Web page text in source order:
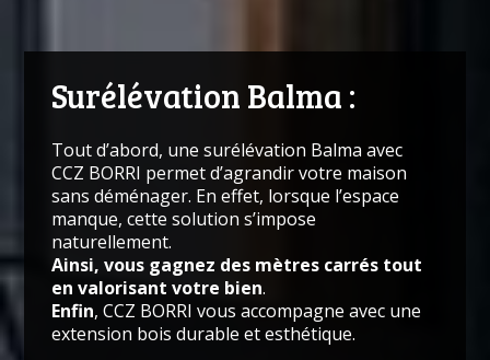
Surélévation Balma :
Tout d’abord, une surélévation Balma avec
CCZ BORRI permet d’agrandir votre maison
sans déménager. En effet, lorsque l’espace
manque,cette solution s’impose
naturellement.
Ainsi, vous gagnez des mètres carrés tout
en valorisant votre bien.
Enfin, CCZ BORRI vous accompagne avec une
extension bois durable et esthétique.